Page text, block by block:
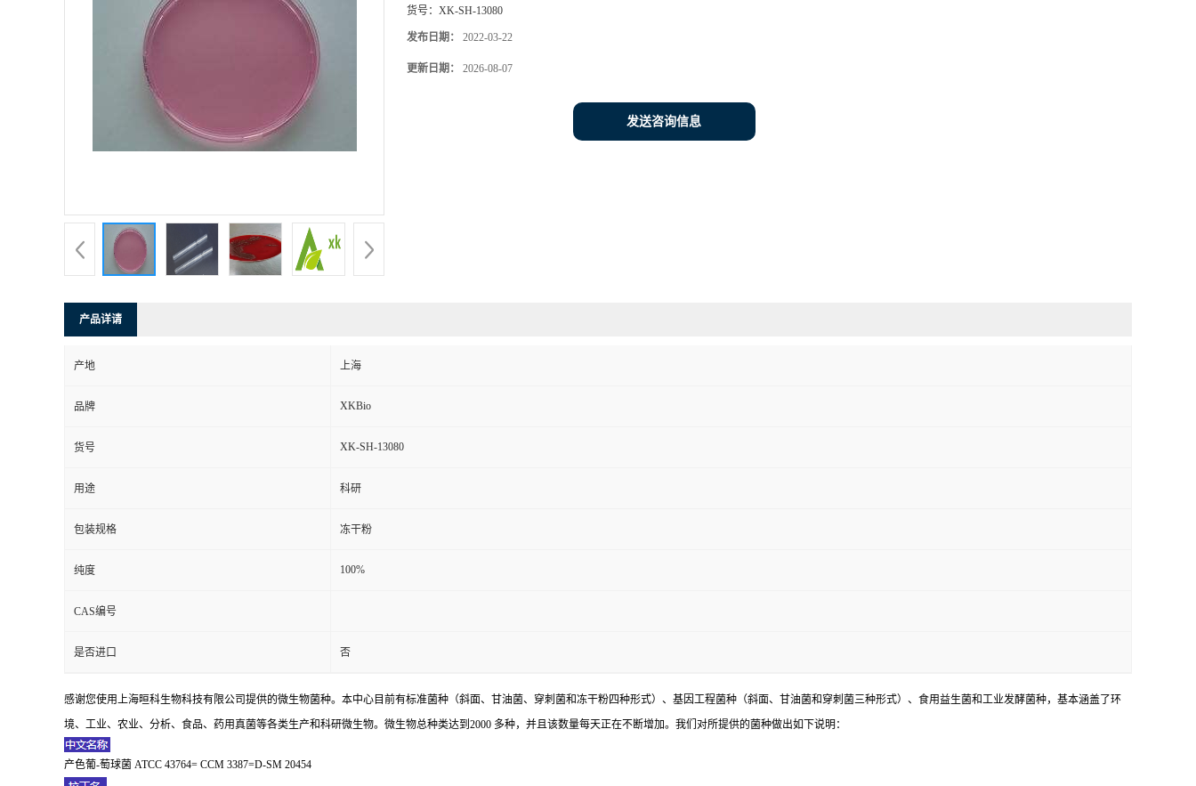
货号： XK-SH-13080
发布日期： 2022-03-22
更新日期： 2026-08-07
发送咨询信息
产品详请
产地 上海
品牌 XKBio
货号 XK-SH-13080
用途 科研
包装规格 冻干粉
纯度 100%
CAS编号
是否进口 否
感谢您使用上海晅科生物科技有限公司提供的微生物菌种。本中心目前有标准菌种（斜面、甘油菌、穿刺菌和冻干粉四种形式）、基因工程菌种（斜面、甘油菌和穿刺菌三种形式）、食用益生菌和工业发酵菌种，基本涵盖了环
境、工业、农业、分析、食品、药用真菌等各类生产和科研微生物。微生物总种类达到2000 多种，并且该数量每天正在不断增加。我们对所提供的菌种做出如下说明：
产色葡-萄球菌 ATCC 43764= CCM 3387=D-SM 20454